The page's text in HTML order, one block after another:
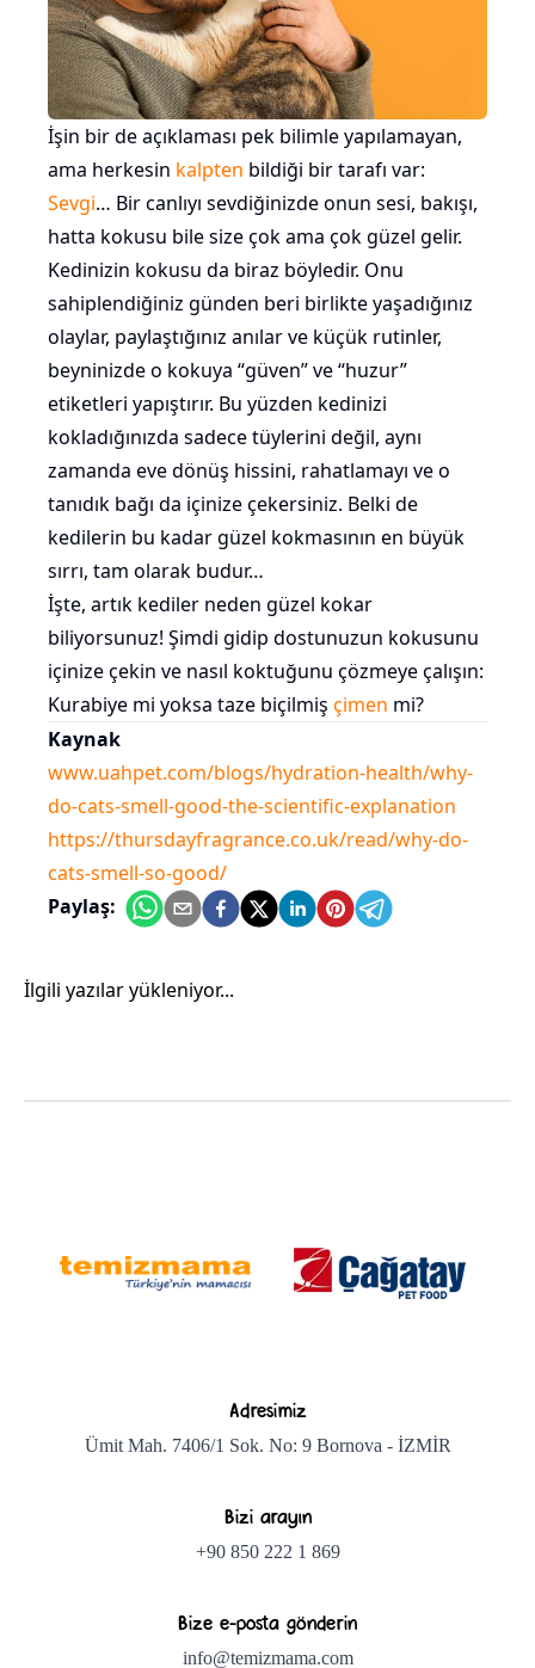
İşin bir de açıklaması pek bilimle yapılamayan,
ama herkesin kalpten bildiği bir tarafı var:
Sevgi… Bir canlıyı sevdiğinizde onun sesi, bakışı,
hatta kokusu bile size çok ama çok güzel gelir.
Kedinizin kokusu da biraz böyledir. Onu
sahiplendiğiniz günden beri birlikte yaşadığınız
olaylar, paylaştığınız anılar ve küçük rutinler,
beyninizde o kokuya “güven” ve “huzur”
etiketleri yapıştırır. Bu yüzden kedinizi
kokladığınızda sadece tüylerini değil, aynı
zamanda eve dönüş hissini, rahatlamayı ve o
tanıdık bağı da içinize çekersiniz. Belki de
kedilerin bu kadar güzel kokmasının en büyük
sırrı, tam olarak budur…
İşte, artık kediler neden güzel kokar
biliyorsunuz! Şimdi gidip dostunuzun kokusunu
içinize çekin ve nasıl koktuğunu çözmeye çalışın:
Kurabiye mi yoksa taze biçilmiş çimen mi?
Kaynak
www.uahpet.com/blogs/hydration-health/why-
do-cats-smell-good-the-scientific-explanation
https://thursdayfragrance.co.uk/read/why-do-
cats-smell-so-good/
Paylaş:
İlgili yazılar yükleniyor...
Adresimiz
Ümit Mah. 7406/1 Sok. No: 9 Bornova - İZMİR
Bizi arayın
+90 850 222 1 869
Bize e-posta gönderin
info@temizmama.com